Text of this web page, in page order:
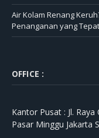
Air Kolam Renang
Penanganan yang Tepat
OFFICE :
Kantor Pusat : Jl.
Pasar Minggu Jakarta